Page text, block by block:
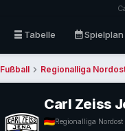
table_rows Tabelle calendar_monthSpielplan
Fußball chevron_right Regionalliga
Carl Zeiss
Regionalliga Nordost